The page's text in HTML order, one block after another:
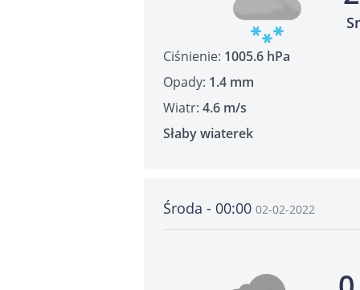
Ciśnienie: 1005.6 hPa
Opady: 1.4 mm
Wiatr: 4.6 m/s
Słaby wiaterek
Środa - 00:00 02-02-2022